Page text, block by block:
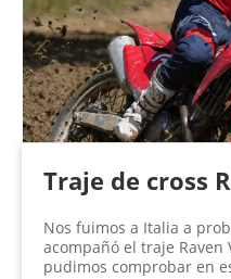
Traje de cross
Nos fuimos a Italia a
acompañó el traje Raven
pudimos comprobar en